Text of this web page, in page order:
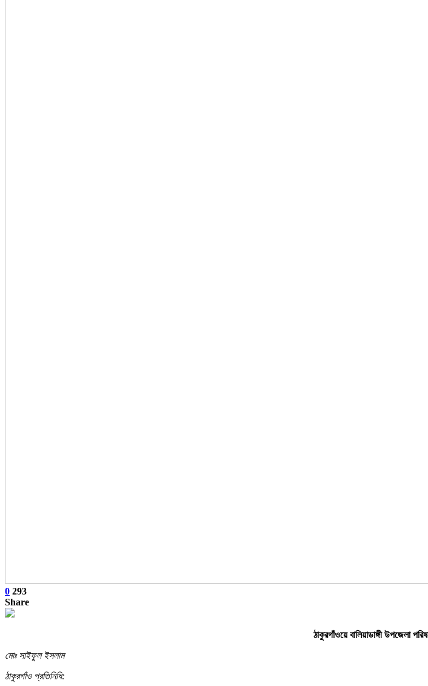
0 293
Share
ঠাকুরগাঁওয়ে বালিয়াডাঙ্গী উপজেলা
মোঃ সাইফুল ইসলাম
ঠাকুরগাঁও প্রতিনিধি: